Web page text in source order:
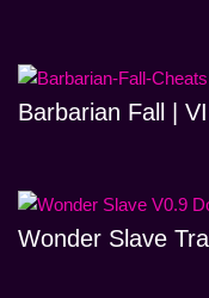
Barbarian Fall |
Wonder Slave